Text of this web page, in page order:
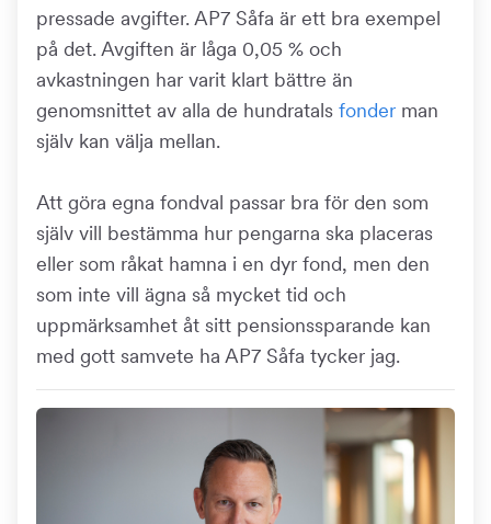
pressade avgifter. AP7 Såfa är ett bra exempel
på det. Avgiften är låga 0,05 % och
avkastningen har varit klart bättre än
genomsnittet av alla de hundratals fonder man
själv kan välja mellan.
Att göra egna fondval passar bra för den som
själv vill bestämma hur pengarna ska placeras
eller som råkat hamna i en dyr fond, men den
som inte vill ägna så mycket tid och
uppmärksamhet åt sitt pensionssparande kan
med gott samvete ha AP7 Såfa tycker jag.